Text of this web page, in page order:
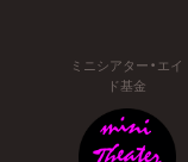
ミニシアター・エイ
ド基金